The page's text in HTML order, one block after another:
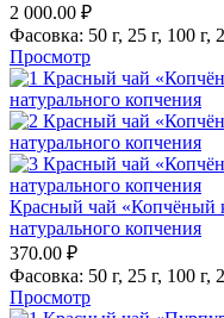
2 000.00 ₽
Фасовка: 50 г, 25 г, 100 г,
Просмотр
Красный чай «Копчёный
натурального копчения
370.00 ₽
Фасовка: 50 г, 25 г, 100 г,
Просмотр